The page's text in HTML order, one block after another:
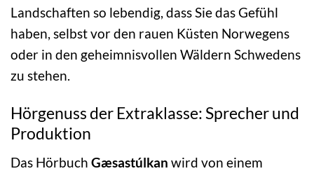
Landschaften so lebendig, dass Sie das Gefühl
haben, selbst vor den rauen Küsten Norwegens
oder in den geheimnisvollen Wäldern Schwedens
zu stehen.
Hörgenuss der Extraklasse: Sprecher und
Produktion
Das Hörbuch Gæsastúlkan wird von einem